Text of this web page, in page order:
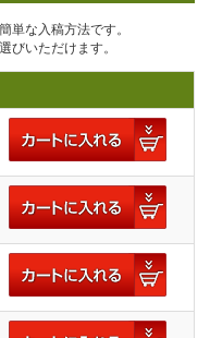
単な入稿方法です。
びいただけます。